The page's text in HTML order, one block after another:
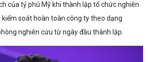
của tỷ phú Mỹ khi thành lập tổ chức nghiên
soát hoàn toàn công ty theo dạng
nghiên cứu từ ngày đầu thành lập.